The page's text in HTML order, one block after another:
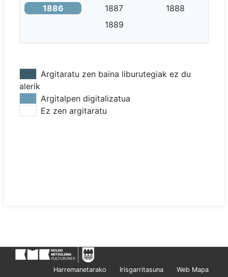
1886
1887
1888
1889
Argitaratu zen baina liburutegiak ez du
alerik
Argitalpen digitalizatua
Ez zen argitaratu
Harremanetarako Irisgarritasuna Web Mapa